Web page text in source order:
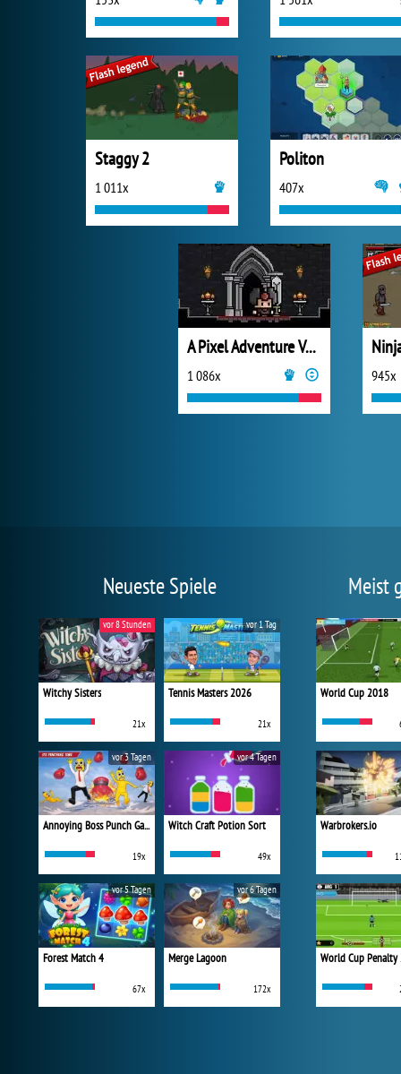
Staggy 2
1 011x
Politon
407x
A Pixel Adventure Vol.1
1 086x 945x
Neueste Spiele
Witchy Sisters
21x
vor 8 Stunden
Tennis Masters 2026
21x
vor 1 Tag
Annoying Boss Punch Game
19x
vor 3 Tagen
Witch Craft Potion Sort
49x
vor 4 Tagen
Forest Match 4
67x
vor 5 Tagen
Merge Lagoon
172x
vor 6 Tagen
Meist
World Cup 2018
Warbrokers.io
World Cup